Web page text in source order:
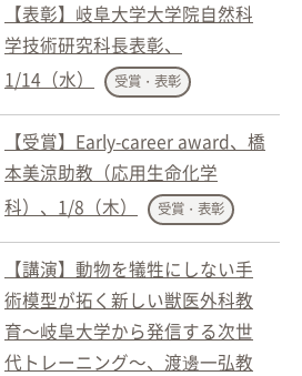
【表彰】岐阜大学大学院自然科
学技術研究科長表彰、
1/14（水）
受賞・表彰
【受賞】Early-career award、橋
本美涼助教（応用生命化学
科）、1/8（木）
受賞・表彰
【講演】動物を犠牲にしない手
術模型が拓く新しい獣医外科教
育～岐阜大学から発信する次世
代トレーニング～、渡邊一弘教